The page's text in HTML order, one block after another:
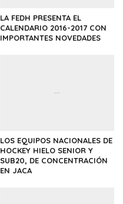
LA FEDH PRESENTA EL
CALENDARIO 2016-2017 CON
IMPORTANTES NOVEDADES
LOS EQUIPOS NACIONALES DE
HOCKEY HIELO SENIOR Y
SUB20, DE CONCENTRACIÓN
EN JACA